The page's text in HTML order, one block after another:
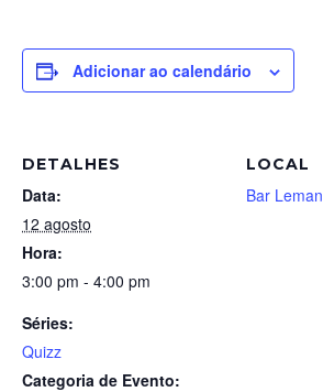
Adicionar ao calendário
DETALHES
Data:
12 agosto
Hora:
3:00 pm - 4:00 pm
Séries:
Quizz
Categoria de Evento:
LOCAL
Bar Leman